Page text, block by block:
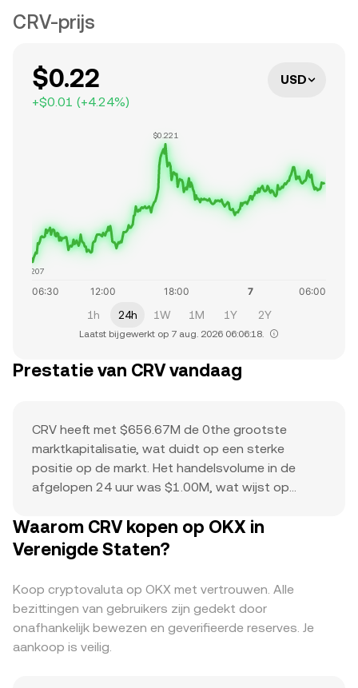
CRV-prijs
$0.22
+$0.01 (+4.24%)
USD
$0.221
$0.207
1h 24h 1W 1M 1Y 2Y
Laatst bijgewerkt op 7 aug. 2026 06:06:18.
Prestatie van CRV vandaag
CRV heeft met $656.67M de 0the grootste
marktkapitalisatie, wat duidt op een sterke
positie op de markt. Het handelsvolume in de
afgelopen 24 uur was $1.00M, wat wijst op
hoogtepunt van $63 is een referentiepunt voor
de huidige prijsactie en mogelijk opwaarts
potentieel. De combinatie van een grote
marktkapitalisatie, aanzienlijke dagelijkse
handelsvolumes en een opvallende ATH
suggereert dat dit een belangrijke crypto is met
veel interesse van traders en een hoge liquiditeit.
Waarom CRV kopen op OKX in
Verenigde Staten?
Koop cryptovaluta op OKX met vertrouwen. Alle
bezittingen van gebruikers zijn gedekt door
onafhankelijk bewezen en geverifieerde reserves. Je
aankoop is veilig.